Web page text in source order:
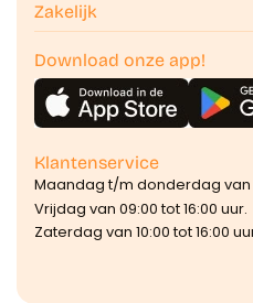
Zakelijk
Download onze app!
Klantenservice
Maandag t/m donderdag van
Vrijdag van 09:00 tot 16:00 uur.
Zaterdag van 10:00 tot 16:00